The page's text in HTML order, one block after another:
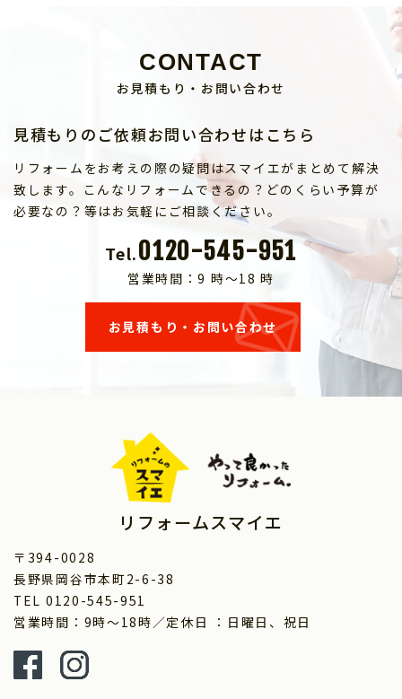
CONTACT
お見積もり・お問い合わせ
見積もりのご依頼お問い合わせはこちら
リフォームをお考えの際の疑問はスマイエがまとめて解決
致します。こんなリフォームできるの？どのくらい予算が
必要なの？等はお気軽にご相談ください。
Tel.0120-545-951
営業時間：9 時～18 時
お見積もり・お問い合わせ
リフォームスマイエ
〒394-0028
長野県岡谷市本町2-6-38
TEL 0120-545-951
営業時間：9時～18時／定休日 ：日曜日、祝日